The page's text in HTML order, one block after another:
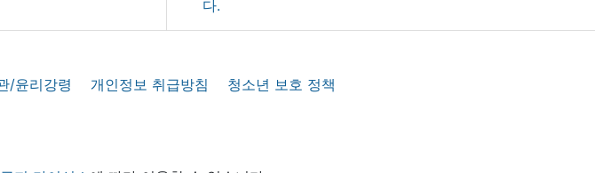
/윤리강령 개인정보 취급방침
청소년 보호 정책